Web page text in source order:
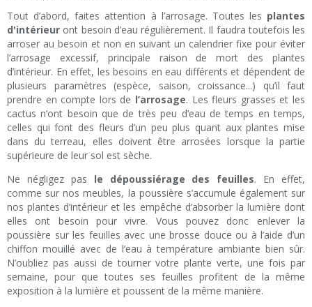
Tout d’abord, faites attention à l’arrosage. Toutes les plantes
d'intérieur ont besoin d’eau régulièrement. Il faudra toutefois les
arroser au besoin et non en suivant un calendrier fixe pour éviter
l’arrosage excessif, principale raison de mort des plantes
d’intérieur. En effet, les besoins en eau différents et dépendent de
plusieurs paramètres (espèce, saison, croissance...) qu’il faut
prendre en compte lors de l’arrosage. Les fleurs grasses et les
cactus n’ont besoin que de très peu d’eau de temps en temps,
celles qui font des fleurs d’un peu plus quant aux plantes mise
dans du terreau, elles doivent être arrosées lorsque la partie
supérieure de leur sol est sèche.
Ne négligez pas le dépoussiérage des feuilles. En effet,
comme sur nos meubles, la poussière s’accumule également sur
nos plantes d’intérieur et les empêche d’absorber la lumière dont
elles ont besoin pour vivre. Vous pouvez donc enlever la
poussière sur les feuilles avec une brosse douce ou à l’aide d’un
chiffon mouillé avec de l’eau à température ambiante bien sûr.
N’oubliez pas aussi de tourner votre plante verte, une fois par
semaine, pour que toutes ses feuilles profitent de la même
exposition à la lumière et poussent de la même manière.